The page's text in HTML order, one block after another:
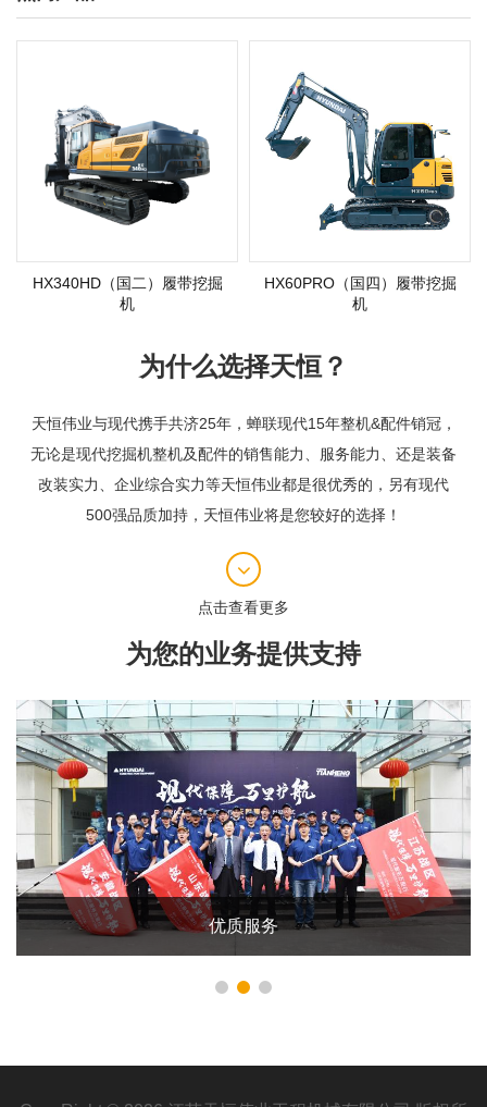
HX340HD（国二）履带挖掘
机
HX60PRO（国四）履带挖掘
机
为什么选择天恒？
天恒伟业与现代携手共济25年，蝉联现代15年整机&配件销冠，
无论是现代挖掘机整机及配件的销售能力、服务能力、还是装备
改装实力、企业综合实力等天恒伟业都是很优秀的，另有现代
500强品质加持，天恒伟业将是您较好的选择！
为您的业务提供支持
优质服务